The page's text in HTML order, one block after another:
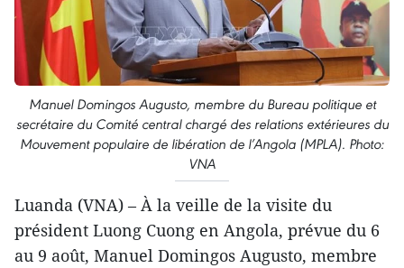
Manuel Domingos Augusto, membre du Bureau politique et
secrétaire du Comité central chargé des relations extérieures du
Mouvement populaire de libération de l’Angola (MPLA). Photo:
VNA
Luanda (VNA) – À la veille de la visite du
président Luong Cuong en Angola, prévue du 6
au 9 août, Manuel Domingos Augusto, membre